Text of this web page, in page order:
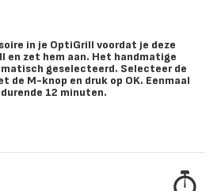
in je OptiGrill voordat je deze
en zet hem aan. Het handmatige
geselecteerd. Selecteer de
de M-knop en druk op OK. Eenmaal
12 minuten.